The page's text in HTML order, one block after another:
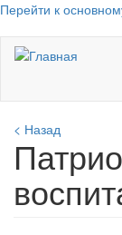
Перейти к
< Назад